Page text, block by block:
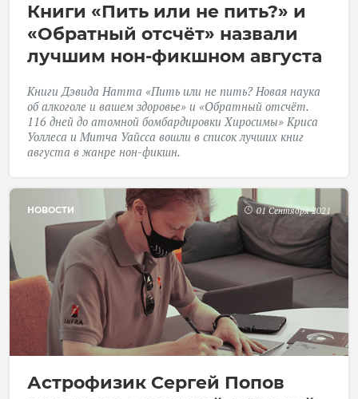
Книги «Пить или не пить?» и
«Обратный отсчёт» назвали
лучшим нон-фикшном августа
Книги Дэвида Натта «Пить или не пить? Новая наука
об алкоголе и вашем здоровье» и «Обратный отсчёт.
116 дней до атомной бомбардировки Хиросимы» Криса
Уоллеса и Митча Уайсса вошли в список лучших книг
августа в жанре нон-фикшн.
НОВОСТИ 01 Сентября 2021
Астрофизик Сергей Попов